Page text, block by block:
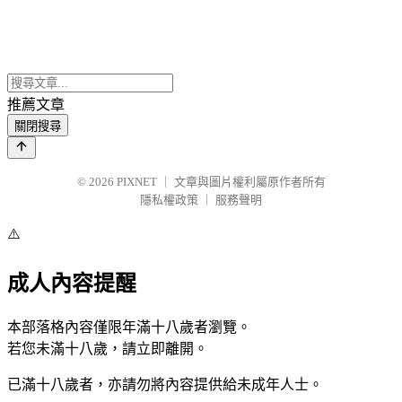
推薦文章
關閉搜尋
© 2026 PIXNET
文章與圖片權利屬原作者所有
隱私權政策
服務聲明
⚠️
成人內容提醒
本部落格內容僅限年滿十八歲者瀏覽。
若您未滿十八歲，請立即離開。
已滿十八歲者，亦請勿將內容提供給未成年人士。